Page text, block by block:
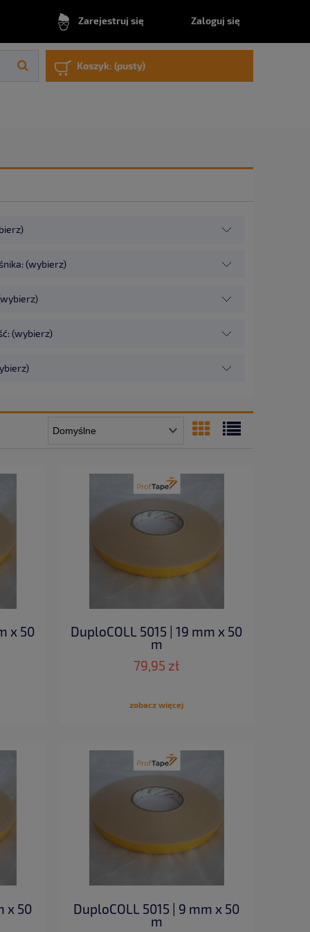
Zarejestruj się Zaloguj się
Koszyk: (pusty)
(wybierz)
(wybierz)
x 50 DuploCOLL 5015 | 19 mm x 50
m
79,95 zł
zobacz więcej
x 50 DuploCOLL 5015 | 9 mm x 50
m